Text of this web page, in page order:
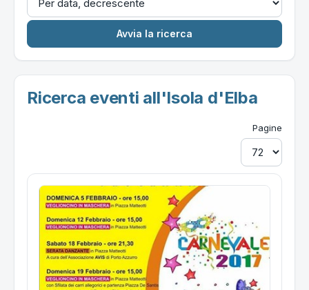
Ricerca eventi all'Isola d'Elba
Pagine